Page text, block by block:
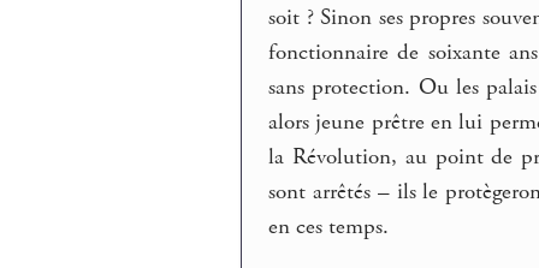
soit ? Sinon ses propres
fonctionnaire de soixante
sans protection. Ou les
alors jeune prêtre en lui
la Révolution, au point de
sont arrêtés – ils le
en ces temps.